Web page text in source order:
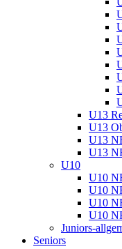
U13
U13
U13
U13
U10
U10
U10
U10
U10
Juniors-
Seniors